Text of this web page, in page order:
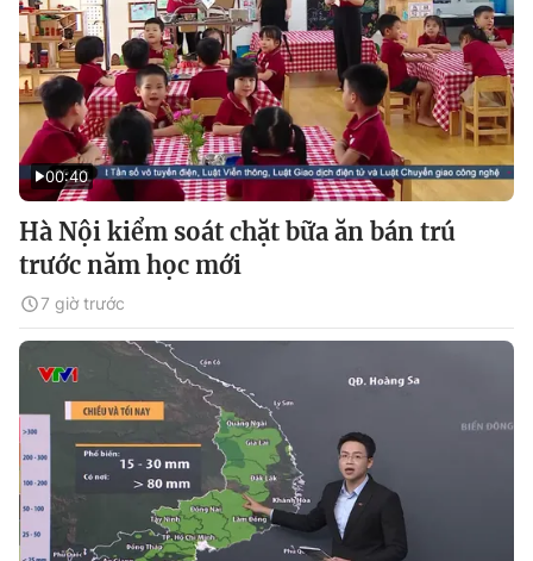
00:40
Hà Nội kiểm soát chặt bữa ăn bán trú
trước năm học mới
7 giờ trước